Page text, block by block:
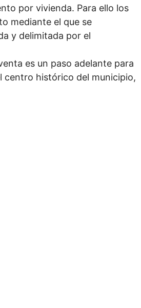
por vivienda. Para ello los
mediante el que se
y delimitada por el
es un paso adelante para
centro histórico del municipio,